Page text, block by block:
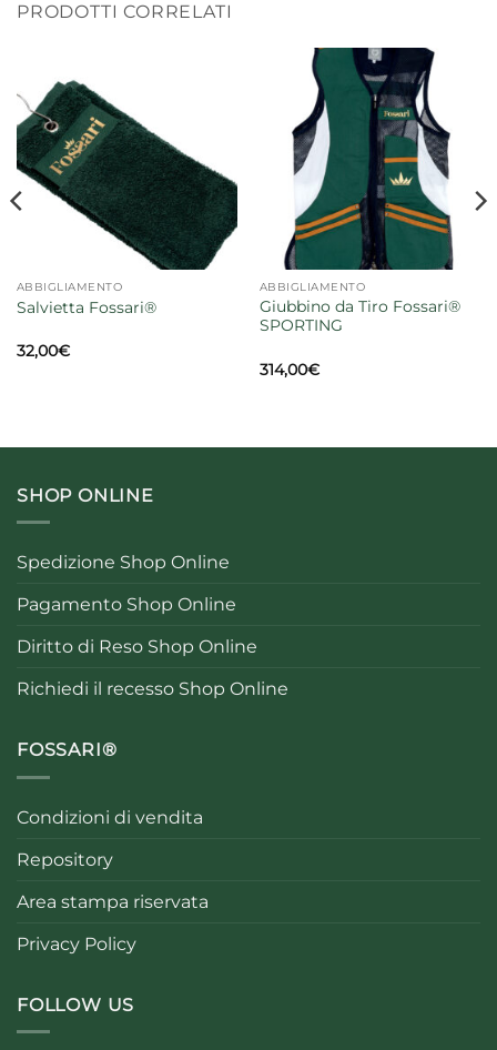
PRODOTTI CORRELATI
ABBIGLIAMENTO
Salvietta Fossari®
32,00€
ABBIGLIAMENTO
Giubbino da Tiro Fossari®
SPORTING
314,00€
SHOP ONLINE
Spedizione Shop Online
Pagamento Shop Online
Diritto di Reso Shop Online
Richiedi il recesso Shop Online
FOSSARI®
Condizioni di vendita
Repository
Area stampa riservata
Privacy Policy
FOLLOW US